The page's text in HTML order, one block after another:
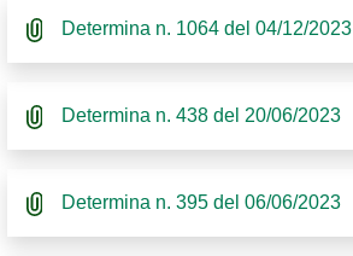
Determina n. 1064 del 04/12/2023
Determina n. 438 del 20/06/2023
Determina n. 395 del 06/06/2023